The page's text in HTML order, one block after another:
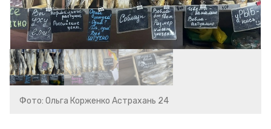
Фото: Ольга Корженко Астрахань 24